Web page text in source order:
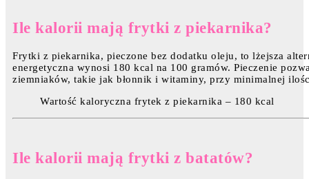
Ile kalorii mają frytki z piekarnika?
Frytki z piekarnika, pieczone bez dodatku oleju, to lżejsza
energetyczna wynosi 180 kcal na 100 gramów. Pieczenie
ziemniaków, takie jak błonnik i witaminy, przy minimalnej
Wartość kaloryczna frytek z piekarnika – 180 kcal
Ile kalorii mają frytki z batatów?